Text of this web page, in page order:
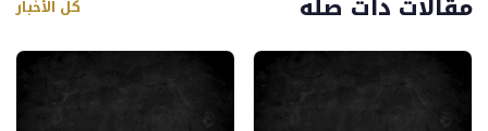
كل الأخبار